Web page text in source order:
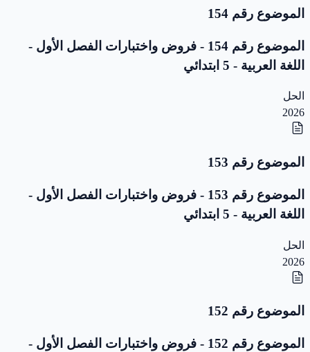
الموضوع رقم 154
الموضوع رقم 154 - فروض واختبارات الفصل الأول -
اللغة العربية - 5 ابتدائي
الحل
2026
الموضوع رقم 153
الموضوع رقم 153 - فروض واختبارات الفصل الأول -
اللغة العربية - 5 ابتدائي
الحل
2026
الموضوع رقم 152
الموضوع رقم 152 - فروض واختبارات الفصل الأول -